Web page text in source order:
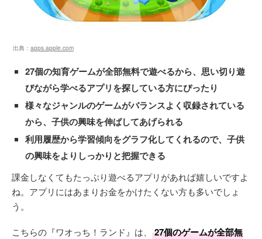
出典： apps.apple.com
27個の知育ゲームが全部無料で遊べるから、思い切り遊
びながら学べるアプリを探している方にぴったり
様々なジャンルのゲームがバランスよく収録されている
から、子供の興味を伸ばしてあげられる
利用履歴から学習傾向をグラフ化してくれるので、子供
の興味をよりしっかりと把握できる
課金しなくてもたっぷり遊べるアプリがあれば嬉しいですよ
ね。アプリにはあまりお金をかけたくない方も多いでしょ
う。
こちらの『ワオっち！ランド』は、
27個のゲームが全部無